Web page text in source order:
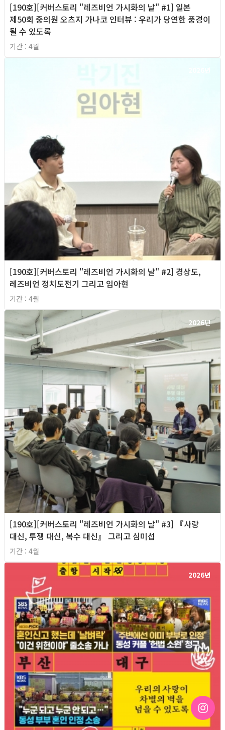
[190호][커버스토리 "레즈비언 가시화의 날" #1] 일본
제50회 중의원 오츠지 가나코 인터뷰 : 우리가 당연한 풍경이
될 수 있도록
기간 : 4월
[190호][커버스토리 "레즈비언 가시화의 날" #2] 경상도,
레즈비언 정치도전기 그리고 임아현
기간 : 4월
2026년
[190호][커버스토리 "레즈비언 가시화의 날" #3] 『사랑
대신, 투쟁 대신, 복수 대신』 그리고 심미섭
기간 : 4월
2026년